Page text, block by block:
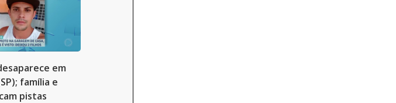
em
família e
pistas